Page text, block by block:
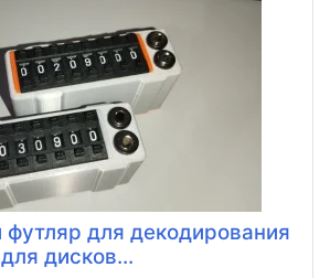
для декодирования
дисков...